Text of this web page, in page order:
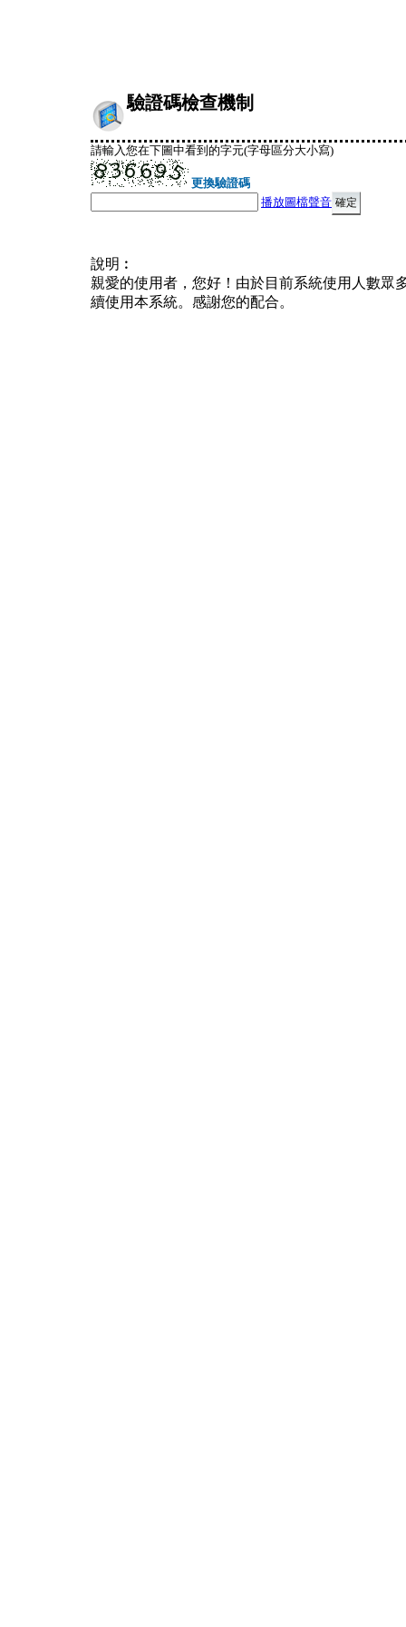
驗證碼檢查機制
請輸入您在下圖中看到的字元(字母區分大小寫)
更換驗證碼
播放圖檔聲音
說明︰
親愛的使用者，您好！由於目前系統使用人數眾
續使用本系統。感謝您的配合。